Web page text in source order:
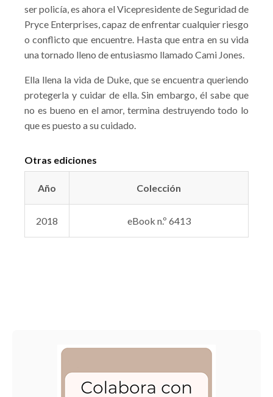
ser policía, es ahora el Vicepresidente de Seguridad de
Pryce Enterprises, capaz de enfrentar cualquier riesgo
o conflicto que encuentre. Hasta que entra en su vida
una tornado lleno de entusiasmo llamado Cami Jones.
Ella llena la vida de Duke, que se encuentra queriendo
protegerla y cuidar de ella. Sin embargo, él sabe que
no es bueno en el amor, termina destruyendo todo lo
que es puesto a su cuidado.
Otras ediciones
Año Colección
2018 eBook n.º 6413